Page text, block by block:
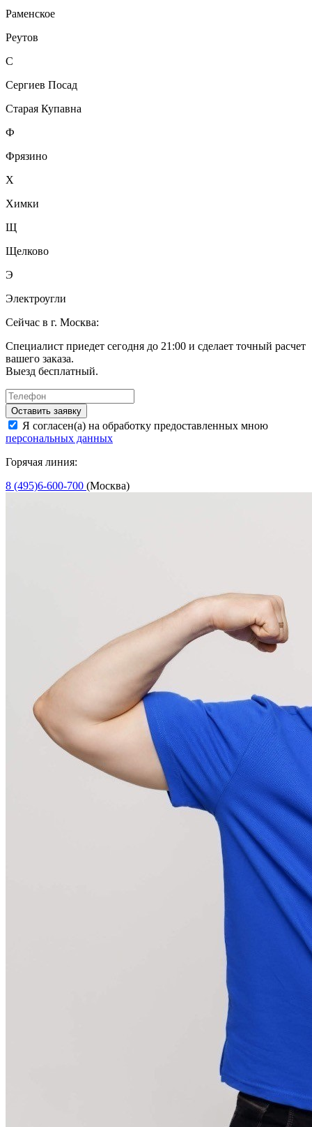
Раменское
Реутов
С
Сергиев Посад
Старая Купавна
Ф
Фрязино
Х
Химки
Щ
Щелково
Э
Электроугли
Сейчас в г. Москва:
Специалист приедет сегодня до 21:00 и сделает точный расчет
вашего заказа.
Выезд бесплатный.
Оставить заявку
Я согласен(а) на обработку предоставленных мною
персональных данных
Горячая линия:
8 (495)6-600-700 (Москва)